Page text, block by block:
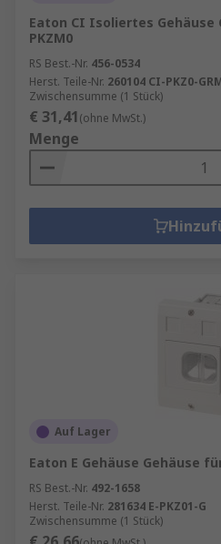
Eaton CI Isoliertes Gehäuse
PKZM0
RS Best.-Nr. 456-0534
Herst. Teile-Nr. 260104 CI-PKZ0-
Zwischensumme (1 Stück)
€ 31,41(ohne MwSt.)
Menge
Auf Lager
Eaton E Gehäuse Gehäuse
RS Best.-Nr. 492-1658
Herst. Teile-Nr. 281634 E-PKZ01-G
Zwischensumme (1 Stück)